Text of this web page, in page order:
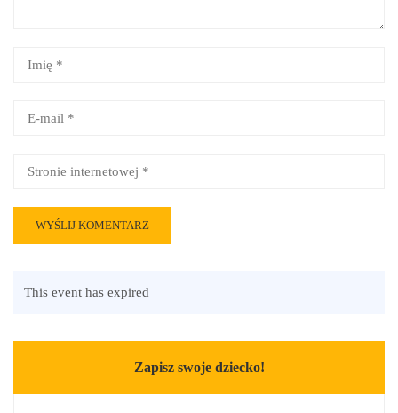
This event has expired
Zapisz swoje dziecko!